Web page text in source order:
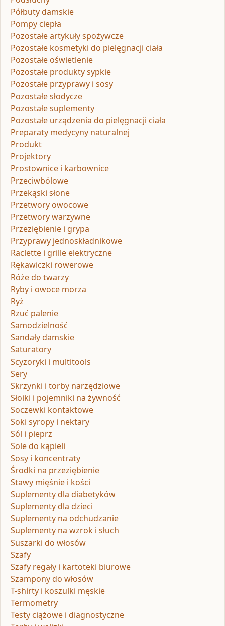
Półbuty damskie
Pompy ciepła
Pozostałe artykuły spożywcze
Pozostałe kosmetyki do pielęgnacji ciała
Pozostałe oświetlenie
Pozostałe produkty sypkie
Pozostałe przyprawy i sosy
Pozostałe słodycze
Pozostałe suplementy
Pozostałe urządzenia do pielęgnacji ciała
Preparaty medycyny naturalnej
Produkt
Projektory
Prostownice i karbownice
Przeciwbólowe
Przekąski słone
Przetwory owocowe
Przetwory warzywne
Przeziębienie i grypa
Przyprawy jednoskładnikowe
Raclette i grille elektryczne
Rękawiczki rowerowe
Róże do twarzy
Ryby i owoce morza
Ryż
Rzuć palenie
Samodzielność
Sandały damskie
Saturatory
Scyzoryki i multitools
Sery
Skrzynki i torby narzędziowe
Słoiki i pojemniki na żywność
Soczewki kontaktowe
Soki syropy i nektary
Sól i pieprz
Sole do kąpieli
Sosy i koncentraty
Środki na przeziębienie
Stawy mięśnie i kości
Suplementy dla diabetyków
Suplementy dla dzieci
Suplementy na odchudzanie
Suplementy na wzrok i słuch
Suszarki do włosów
Szafy
Szafy regały i kartoteki biurowe
Szampony do włosów
T-shirty i koszulki męskie
Termometry
Testy ciążowe i diagnostyczne